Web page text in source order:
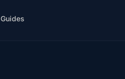
Guides